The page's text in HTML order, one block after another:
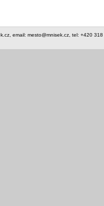
email: mesto@mnisek.cz, tel: +420